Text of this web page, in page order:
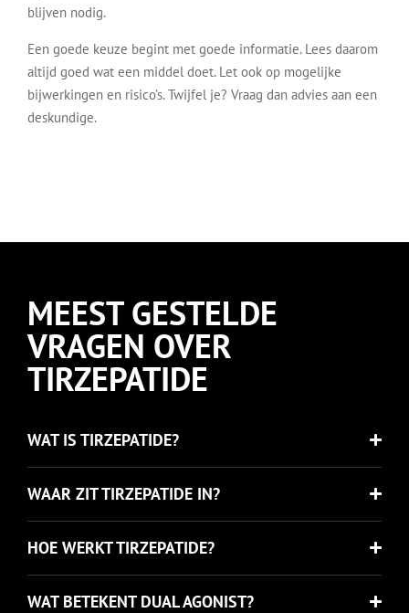
blijven nodig.
Een goede keuze begint met goede informatie. Lees daarom
altijd goed wat een middel doet. Let ook op mogelijke
bijwerkingen en risico’s. Twijfel je? Vraag dan advies aan een
deskundige.
MEEST GESTELDE
VRAGEN OVER
TIRZEPATIDE
WAT IS TIRZEPATIDE?
WAAR ZIT TIRZEPATIDE IN?
HOE WERKT TIRZEPATIDE?
WAT BETEKENT DUAL AGONIST?